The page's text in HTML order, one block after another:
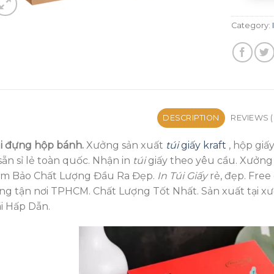
Category:
DESCRIPTION REVIEWS
đựng hộp bánh.Xưởng sản xuất túigiấy kraft , hộp
sỉ lẻ toàn quốc. Nhận in túigiấy theo yêu cầu.
Bảo Chất Lượng Đầu Ra Đẹp. In Túi Giấyrẻ, đẹp. Free
tận nơi TPHCM. Chất Lượng Tốt Nhất. Sản xuất tại
Hấp Dẫn.